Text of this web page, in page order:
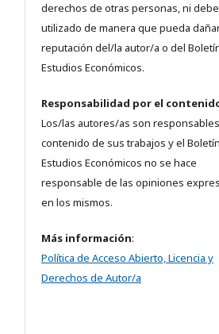
derechos de otras personas, ni
utilizado de manera que pueda
reputación del/la autor/a o del
Estudios Económicos.
Responsabilidad por el
Los/las autores/as son
contenido de sus trabajos y el
Estudios Económicos no se hace
responsable de las opiniones
en los mismos.
Más información:
Política de Acceso Abierto, Licencia y
Derechos de Autor/a